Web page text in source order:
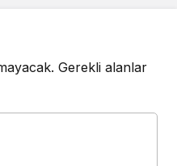
Gerekli alanlar